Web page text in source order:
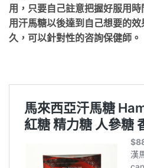
用，只要自己註意把握好服用
用汗馬糖以後達到自己想要的
久，可以針對性的咨詢保健師。